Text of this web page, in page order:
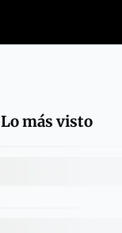
Lo más visto